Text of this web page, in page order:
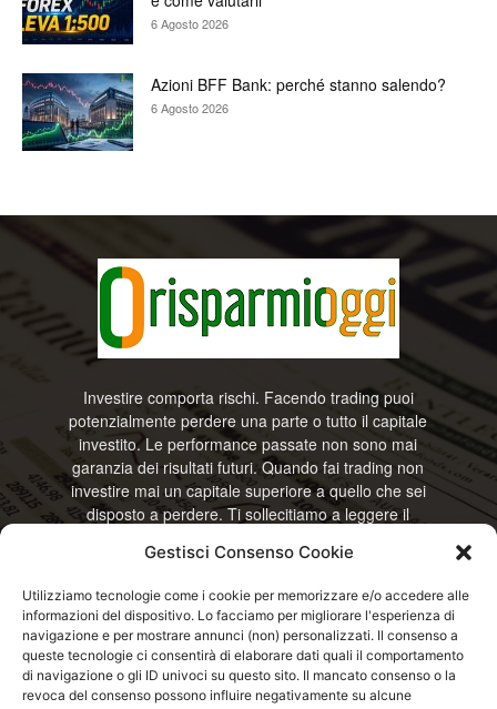
Gestisci Consenso Cookie
Utilizziamo tecnologie come i cookie per memorizzare e/o accedere alle
informazioni del dispositivo. Lo facciamo per migliorare l'esperienza di
navigazione e per mostrare annunci (non) personalizzati. Il consenso a
queste tecnologie ci consentirà di elaborare dati quali il comportamento
di navigazione o gli ID univoci su questo sito. Il mancato consenso o la
revoca del consenso possono influire negativamente su alcune
6 Agosto 2026
Azioni BFF Bank: perché stanno salendo?
6 Agosto 2026
Investire comporta rischi. Facendo trading puoi
potenzialmente perdere una parte o tutto il capitale
investito. Le performance passate non sono mai
garanzia dei risultati futuri. Quando fai trading non
investire mai un capitale superiore a quello che sei
disposto a perdere. Ti sollecitiamo a leggere il
RisparmiOggi non offre alcun genere di consulenza
informazioni riportate. Continuando ad accedere o
a usare questo sito o ogni servizio disponibile
questo sito, dichiari di accettare termini e condizioni
previste. © RisparmiOggi